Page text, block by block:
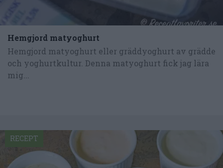
Hemgjord matyoghurt
Hemgjord matyoghurt eller gräddyoghurt av grädde
och yoghurtkultur. Denna matyoghurt fick jag lära
mig...
RECEPT